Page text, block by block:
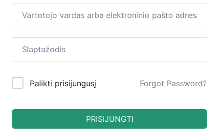
Palikti prisijungusį Forgot Password?
PRISIJUNGTI